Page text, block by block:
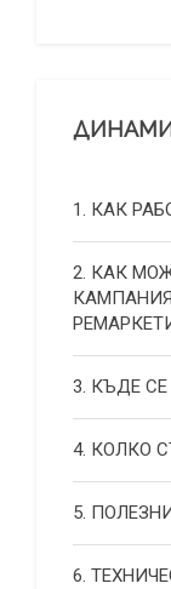
1. КАК
2. КАК
3. КЪДЕ
4. КОЛКО
5.
6.